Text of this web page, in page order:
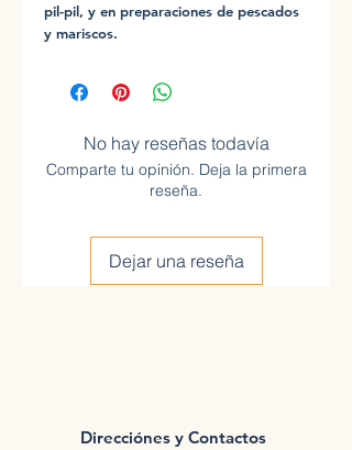
pil-pil, y en preparaciones de pescados
y mariscos.
No hay reseñas todavía
Comparte tu opinión. Deja la primera
reseña.
Dejar una reseña
Direcciónes y Contactos